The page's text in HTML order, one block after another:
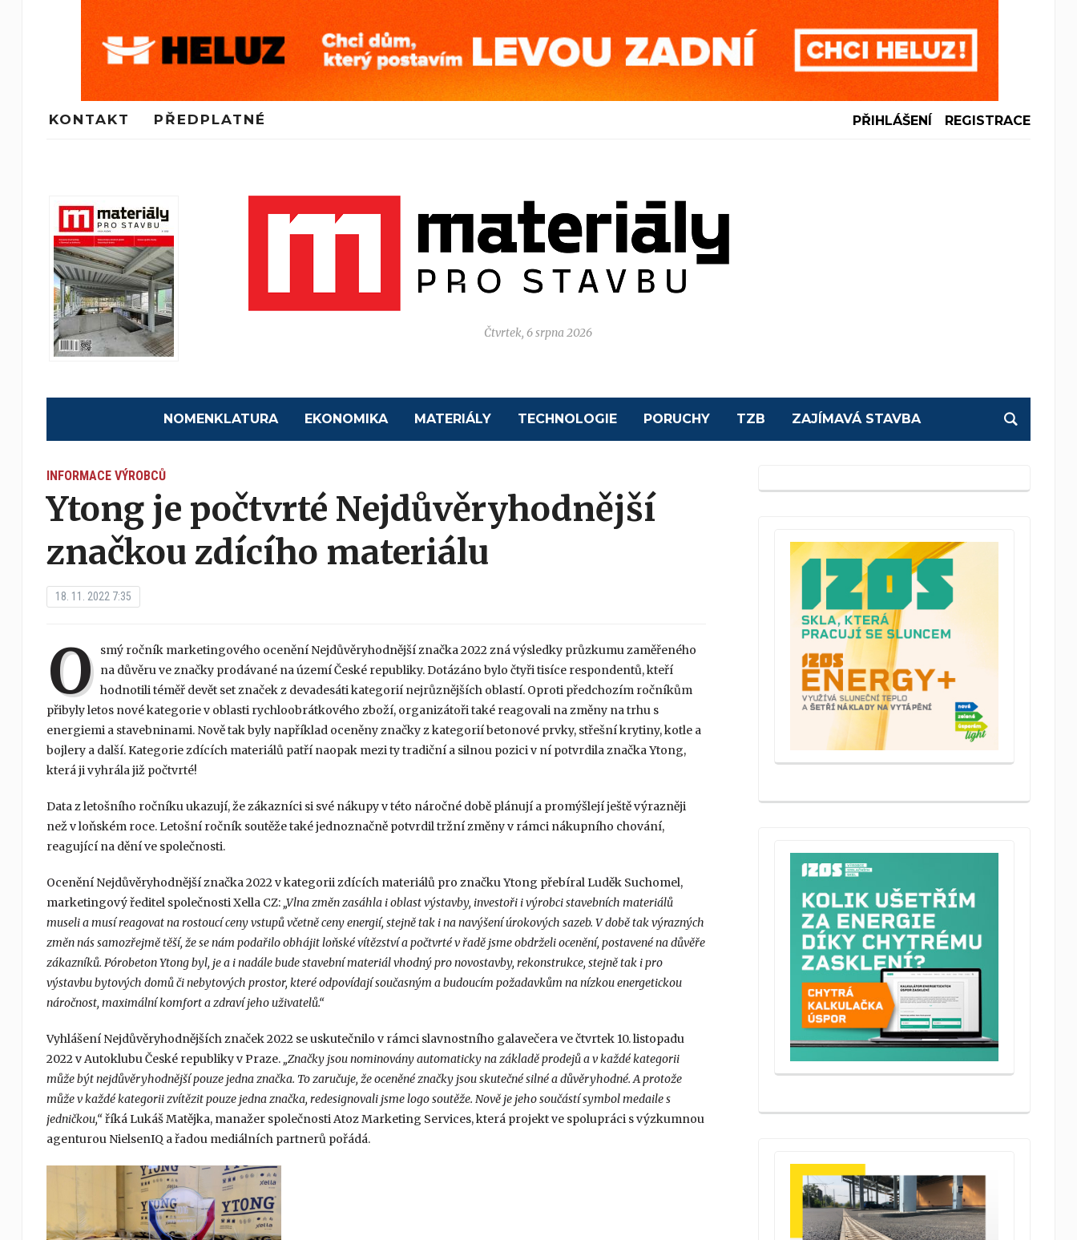
KONTAKT PŘEDPLATNÉ PŘIHLÁŠENÍ REGISTRACE
Čtvrtek, 6 srpna 2026
NOMENKLATURA EKONOMIKA MATERIÁLY TECHNOLOGIE PORUCHY TZB ZAJÍMAVÁ STAVBA
INFORMACE VÝROBCŮ
Ytong je počtvrté Nejdůvěryhodnější
značkou zdícího materiálu
18. 11. 2022 7:35
O
smý ročník marketingového ocenění Nejdůvěryhodnější značka 2022 zná výsledky průzkumu zaměřeného
na důvěru ve značky prodávané na území České republiky. Dotázáno bylo čtyři tisíce respondentů, kteří
hodnotili téměř devět set značek z devadesáti kategorií nejrůznějších oblastí. Oproti předchozím ročníkům
přibyly letos nové kategorie v oblasti rychloobrátkového zboží, organizátoři také reagovali na změny na trhu s
energiemi a stavebninami. Nově tak byly například oceněny značky z kategorií betonové prvky, střešní krytiny, kotle a
bojlery a další. Kategorie zdících materiálů patří naopak mezi ty tradiční a silnou pozici v ní potvrdila značka Ytong,
která ji vyhrála již počtvrté!
Data z letošního ročníku ukazují, že zákazníci si své nákupy v této náročné době plánují a promýšlejí ještě výrazněji
než v loňském roce. Letošní ročník soutěže také jednoznačně potvrdil tržní změny v rámci nákupního chování,
reagující na dění ve společnosti.
Ocenění Nejdůvěryhodnější značka 2022 v kategorii zdících materiálů pro značku Ytong přebíral Luděk Suchomel,
marketingový ředitel společnosti Xella CZ: „Vlna změn zasáhla i oblast výstavby, investoři i výrobci stavebních materiálů
museli a musí reagovat na rostoucí ceny vstupů včetně ceny energií, stejně tak i na navýšení úrokových sazeb. V době tak výrazných
změn nás samozřejmě těší, že se nám podařilo obhájit loňské vítězství a počtvrté v řadě jsme obdrželi ocenění, postavené na důvěře
zákazníků. Pórobeton Ytong byl, je a i nadále bude stavební materiál vhodný pro novostavby, rekonstrukce, stejně tak i pro
výstavbu bytových domů či nebytových prostor, které odpovídají současným a budoucím požadavkům na nízkou energetickou
náročnost, maximální komfort a zdraví jeho uživatelů.“
Vyhlášení Nejdůvěryhodnějších značek 2022 se uskutečnilo v rámci slavnostního galavečera ve čtvrtek 10. listopadu
2022 v Autoklubu České republiky v Praze. „Značky jsou nominovány automaticky na základě prodejů a v každé kategorii
může být nejdůvěryhodnější pouze jedna značka. To zaručuje, že oceněné značky jsou skutečné silné a důvěryhodné. A protože
může v každé kategorii zvítězit pouze jedna značka, redesignovali jsme logo soutěže. Nově je jeho součástí symbol medaile s
jedničkou,“ říká Lukáš Matějka, manažer společnosti Atoz Marketing Services, která projekt ve spolupráci s výzkumnou
agenturou NielsenIQ a řadou mediálních partnerů pořádá.